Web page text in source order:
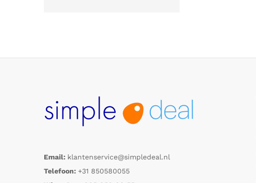
Email: klantenservice@simpledeal.nl
Telefoon: +31 850580055